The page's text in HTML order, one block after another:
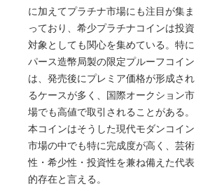
に加えてプラチナ市場にも注目が集ま
っており、希少プラチナコインは投資
対象としても関心を集めている。特に
パース造幣局製の限定プルーフコイン
は、発売後にプレミア価格が形成され
るケースが多く、国際オークション市
場でも高値で取引されることがある。
本コインはそうした現代モダンコイン
市場の中でも特に完成度が高く、芸術
性・希少性・投資性を兼ね備えた代表
的存在と言える。